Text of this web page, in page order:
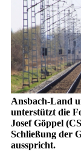
Ansbach-Land
unterstützt die
Josef Göppel
Schließung der
ausspricht.